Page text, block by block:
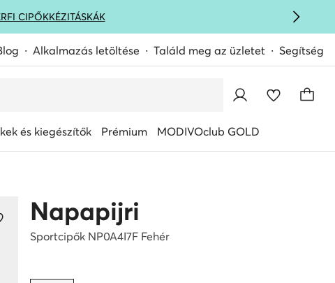
CIPŐKKÉZITÁSKÁK
Alkalmazás letöltése Találd meg az üzletet Segítség
és kiegészítők Prémium MODIVOclub GOLD
Napapijri
Sportcipők NP0A4I7F Fehér